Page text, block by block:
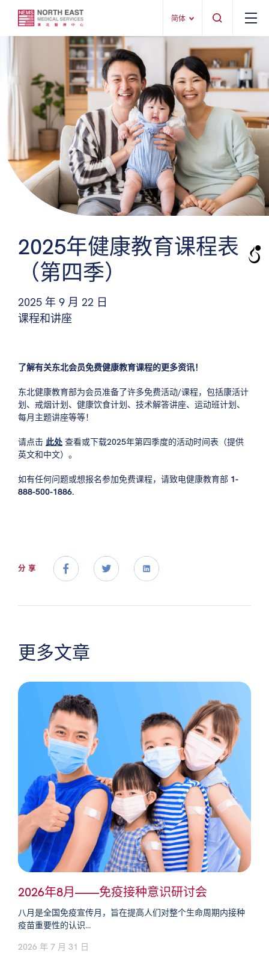
简体
2025年健康教育课程表
（第四季）
2025 年 9 月 22 日
课程和讲座
了解有关东北会员免费健康教育课程的更多资讯！
东北健康教育部为会员准备了许多免费活动/课程，包括康活计
划、戒烟计划、健康饮食计划、技术解答讲座、运动班计划、
每月主题讲座等等！
请点击 此处查看或下载2025年第四季度的活动时间表（提供
英文和中文）。
如有任何问题或想报名参加免费课程，请致电健康教育部 1-
888-500-1886.
分享
更多文章
2026年8月——免疫接种意识研讨会
八月是全国免疫宣传月，旨在提高人们对整个生命周期内接种
疫苗重要性的认识...
2026 年 7 月 31 日